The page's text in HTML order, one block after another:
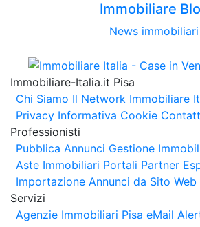
Immobiliare
News immobiliari
Immobiliare-Italia.it Pisa
Chi Siamo Il Network Immobiliare
Privacy Informativa Cookie
Professionisti
Pubblica Annunci Gestione
Aste Immobiliari Portali Partner
Importazione Annunci da Sito Web
Servizi
Agenzie Immobiliari Pisa eMail